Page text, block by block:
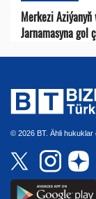
Merkezi
Jarnamasyna gol
© 2026 BT. Ähli hukuklar